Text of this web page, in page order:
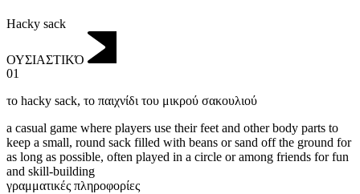
Hacky sack
ΟΥΣΙΑΣΤΙΚΌ
01
το hacky sack, το παιχνίδι του μικρού σακουλιού
a casual game where players use their feet and other body parts to
keep a small, round sack filled with beans or sand off the ground for
as long as possible, often played in a circle or among friends for fun
and skill-building
γραμματικές πληροφορίες